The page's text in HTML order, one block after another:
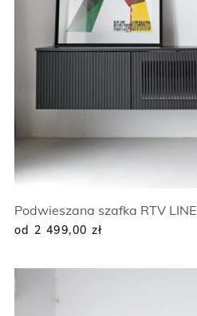
Podwieszana szafka RTV LINE
od 2 499,00 zł